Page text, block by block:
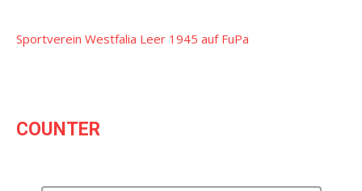
Sportverein Westfalia Leer 1945 auf FuPa
COUNTER